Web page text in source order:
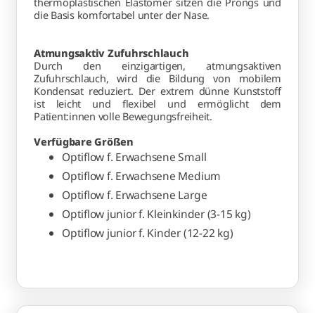
die Basis komfortabel unter der Nase.
Atmungsaktiv Zufuhrschlauch
Durch den einzigartigen, atmungsaktiven
Zufuhrschlauch, wird die Bildung von mobilem
Kondensat reduziert. Der extrem dünne Kunststoff
ist leicht und flexibel und ermöglicht dem
Patient:innen volle Bewegungsfreiheit.
Verfügbare Größen
Optiflow f. Erwachsene Small
Optiflow f. Erwachsene Medium
Optiflow f. Erwachsene Large
Optiflow junior f. Kleinkinder (3-15 kg)
Optiflow junior f. Kinder (12-22 kg)